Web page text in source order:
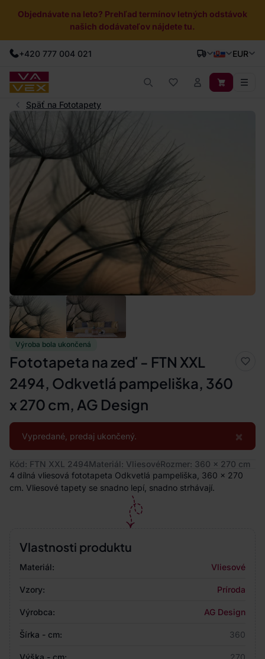
Objednávate na leto? Prehľad termínov letných odstávok
našich dodávateľov nájdete tu.
+420 777 004 021 EUR
Späť na Fototapety
Výroba bola ukončená
Fototapeta na zeď - FTN XXL
2494, Odkvetlá pampeliška, 360
x 270 cm, AG Design
×
Vypredané, predaj ukončený.
Kód: FTN XXL 2494Materiál: VliesovéRozmer: 360 x 270 cm
4 dílná vliesová fototapeta Odkvetlá pampeliška, 360 x 270
cm. Vliesové tapety se snadno lepí, snadno strhávají.
Vlastnosti produktu
Materiál: Vliesové
Vzory: Príroda
Výrobca: AG Design
Šírka - cm: 360
Výška - cm:
270